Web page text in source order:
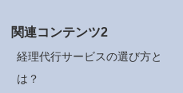
関連コンテンツ2
経理代行サービスの選び方と
は？